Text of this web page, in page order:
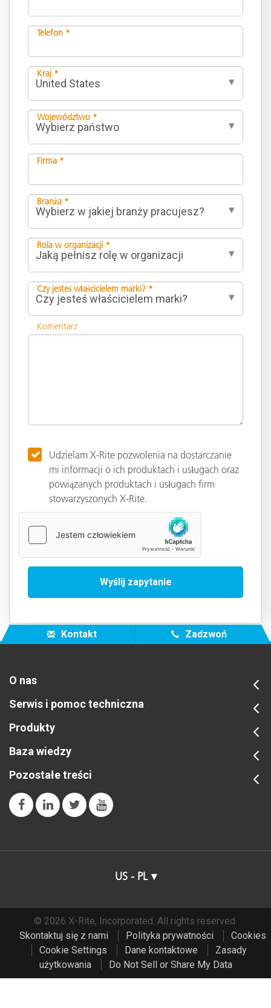
Telefon *
Kraj *
Województwo *
Firma *
Branża *
Rola w organizacji *
Czy jesteś właścicielem marki? *
Komentarz
Udzielam X-Rite pozwolenia na dostarczanie
mi informacji o ich produktach i usługach oraz
powiązanych produktach i usługach firm
stowarzyszonych X-Rite.
Kontakt Zadzwoń
O nas
Serwis i pomoc techniczna
Produkty
Baza wiedzy
Pozostałe treści
US - PL
© 2026 X-Rite, Incorporated. All rights reserved.
Skontaktuj się z nami
Polityka prywatności
Cookies
Cookie Settings
Dane kontaktowe
Zasady
użytkowania
Do Not Sell or Share My Data